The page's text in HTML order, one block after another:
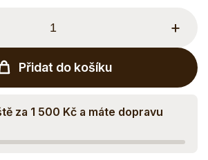
+
Přidat do košíku
za 1 500 Kč a máte dopravu